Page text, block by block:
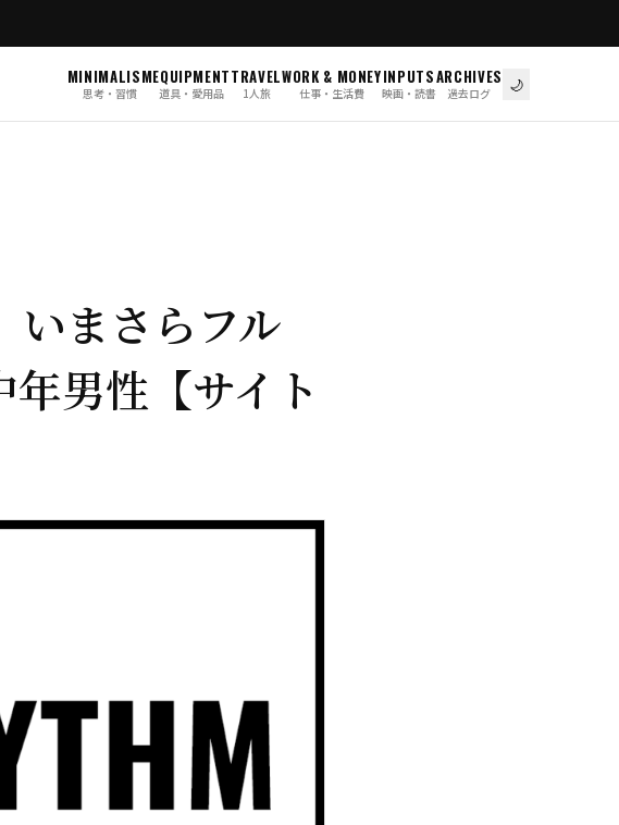
MINIMALISM
思考・習慣
EQUIPMENT
道具・愛用品
TRAVEL
1人旅
WORK & MONEY
仕事・生活費
INPUTS
映画・読書
ARCHIVES
過去ログ 🌙
いまさらフル
男性【サイト